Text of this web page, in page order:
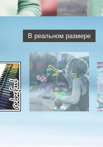
В реальном размере